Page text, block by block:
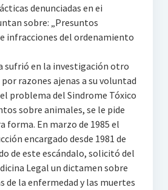
denunciadas en ei
sobre: „Presuntos
infracciones del ordenamiento
sufrió en la investigación otro
razones ajenas a su voluntad
problema del Sindrome Tóxico
sobre animales, se le pide
forma. En marzo de 1985 el
encargado desde 1981 de
de este escándalo, solicitó del
Legal un dictamen sobre
de la enfermedad y las muertes